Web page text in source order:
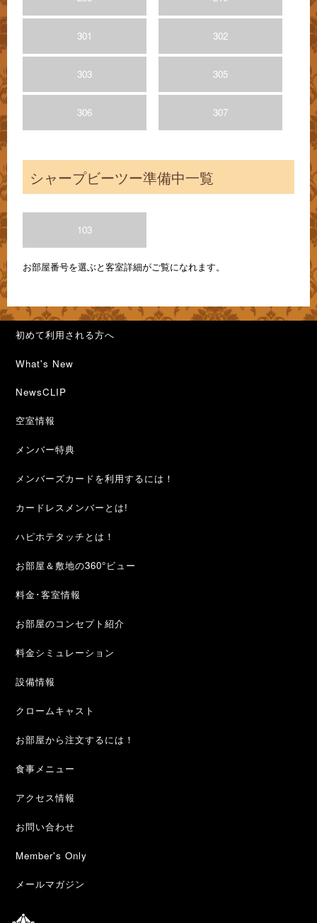
301 302
303 305
306 307
シャープビーツー準備中一覧
103
お部屋番号を選ぶと客室詳細がご覧になれます。
初めて利用される方へ
What's New
NewsCLIP
空室情報
メンバー特典
メンバーズカードを利用するには！
カードレスメンバーとは!
ハピホテタッチとは！
お部屋＆敷地の360°ビュー
料金･客室情報
お部屋のコンセプト紹介
料金シミュレーション
設備情報
クロームキャスト
お部屋から注文するには！
食事メニュー
アクセス情報
お問い合わせ
Member's Only
メールマガジン